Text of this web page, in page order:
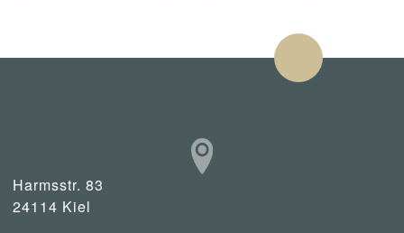
Harmsstr. 83
24114 Kiel